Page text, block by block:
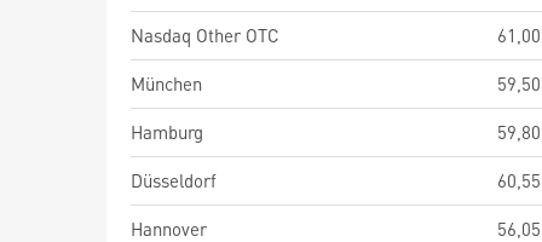
Nasdaq Other OTC
61,00
München
59,50
Hamburg
59,80
Düsseldorf
60,55
Hannover
56,05